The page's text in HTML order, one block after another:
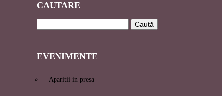
CAUTARE
EVENIMENTE
Aparitii in presa